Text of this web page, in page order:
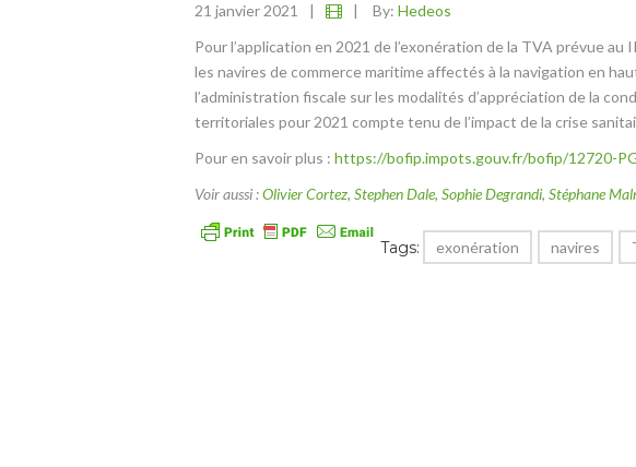
21 janvier 2021 | | By: Hedeos
Pour l’application en 2021 de l’exonération de la TVA prévue au
les navires de commerce maritime affectés à la navigation en
l’administration fiscale sur les modalités d’appréciation de la
territoriales pour 2021 compte tenu de l’impact de la crise
Pour en savoir plus : https://bofip.impots.gouv.fr/bofip/12720-
Voir aussi :Olivier Cortez, Stephen Dale, Sophie Degrandi, Stéphane
Tags: exonération navires